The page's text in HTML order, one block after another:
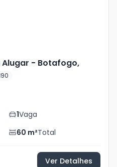
- Botafogo,
1Vaga
60 m²Total
Ver Detalhes